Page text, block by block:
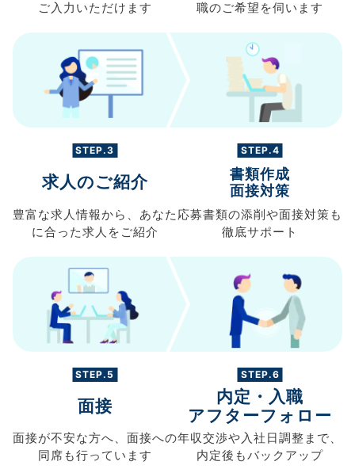
ご入力 いただけます
職のご希望を伺います
STEP.3
求人のご紹介
豊富な求人情報から、 あなた
に合った求人を ご紹介
STEP.4
書類作成
面接対策
応募書類の添削や面接対策も
徹底サポート
STEP.5
面接
面接が不安な方へ、 面接への
同席も行っています
STEP.6
内定・入職
アフターフォロー
年収交渉や入社日調整まで、
内定後もバックアップ